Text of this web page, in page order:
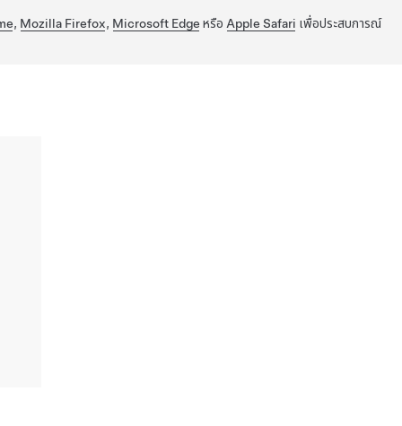
, Mozilla Firefox, Microsoft Edge หรือ Apple Safari เพื่อประสบการณ์